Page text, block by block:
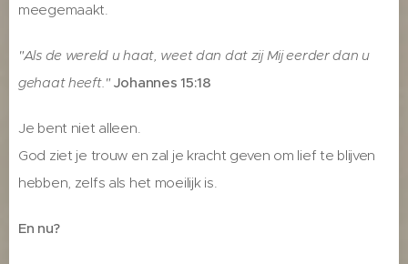
meegemaakt.
"Als de wereld u haat, weet dan dat zij Mij eerder dan u
gehaat heeft." Johannes 15:18
Je bent niet alleen.
God ziet je trouw en zal je kracht geven om lief te blijven
hebben, zelfs als het moeilijk is.
En nu?